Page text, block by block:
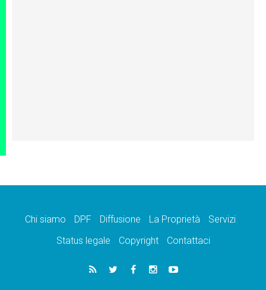
Chi siamo DPF Diffusione La Proprietà
Servizi
Status legale
Copyright Contattaci